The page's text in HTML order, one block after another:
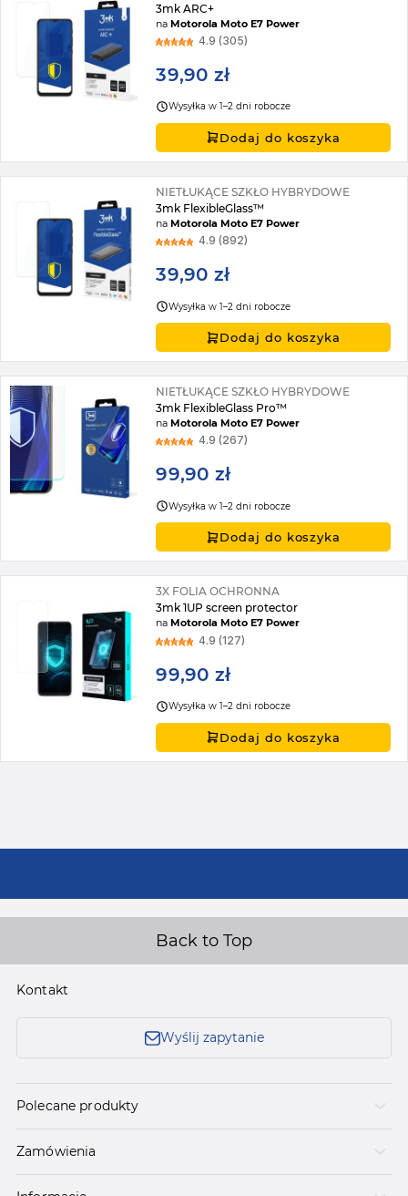
3mk ARC+
naMotorola Moto E7 Power
4.9 (305)
39,90 zł
Wysyłka w 1–2 dni robocze
Dodaj do koszyka
NIETŁUKĄCE SZKŁO HYBRYDOWE
3mk FlexibleGlass™
naMotorola Moto E7 Power
4.9 (892)
39,90 zł
Wysyłka w 1–2 dni robocze
Dodaj do koszyka
NIETŁUKĄCE SZKŁO HYBRYDOWE
3mk FlexibleGlass Pro™
naMotorola Moto E7 Power
4.9 (267)
99,90 zł
Wysyłka w 1–2 dni robocze
Dodaj do koszyka
3X FOLIA OCHRONNA
3mk 1UP screen protector
naMotorola Moto E7 Power
4.9 (127)
99,90 zł
Wysyłka w 1–2 dni robocze
Dodaj do koszyka
Back to Top
Kontakt
Wyślij zapytanie
Polecane produkty
Zamówienia